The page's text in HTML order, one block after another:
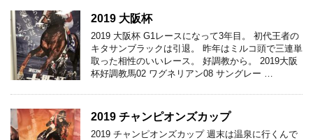
2019 大阪杯
2019 大阪杯 G1レースになって3年目。 初代王者の
キタサンブラックは引退。 昨年はミルコ頭で三連単
取った相性のいいレース。 好調教から。 2019大阪
杯好調教馬02 ワグネリアン08 サングレー …
2019 チャンピオンズカップ
2019 チャンピオンズカップ 週末は温泉に行くんで